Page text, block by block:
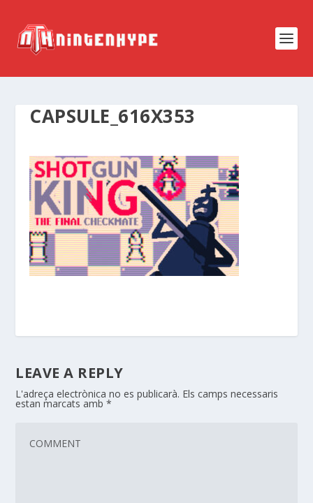
CAPSULE_616X353
LEAVE A REPLY
L'adreça electrònica no es publicarà. Els camps necessaris
estan marcats amb*